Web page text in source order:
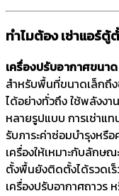
ทำไมต้อง เช่าแอร์
เครื่องปรับอากาศขนาด
สำหรับพื้นที่ขนาดเล็กถึง
ได้อย่างทั่วถึง ใช้พลังงา
หลายรูปแบบ การเช่าแ
รับภาระค่าซ่อมบำรุงหรื
เครื่องให้เหมาะกับลักษ
ตั้งพื้นยังติดตั้งได้รวดเ
เครื่องปรับอากาศถาวร